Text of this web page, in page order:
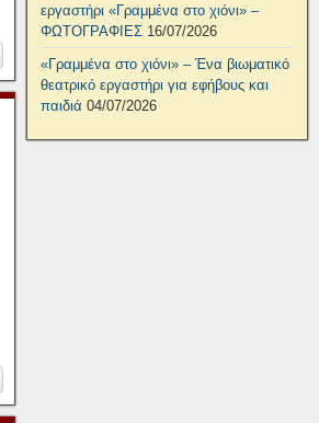
εργαστήρι «Γραμμένα στο χιόνι» –
ΦΩΤΟΓΡΑΦΙΕΣ 16/07/2026
«Γραμμένα στο χιόνι» – Ένα βιωματικό
θεατρικό εργαστήρι για εφήβους και
παιδιά 04/07/2026